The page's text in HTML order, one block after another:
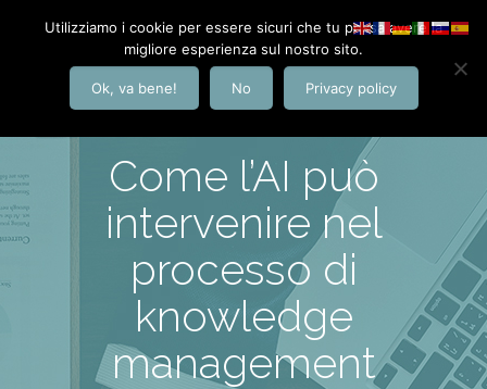
Come l’AI può
intervenire nel
processo di
knowledge
management
Utilizziamo i cookie per essere sicuri che tu possa avere la
migliore esperienza sul nostro sito.
Ok, va bene! No Privacy policy